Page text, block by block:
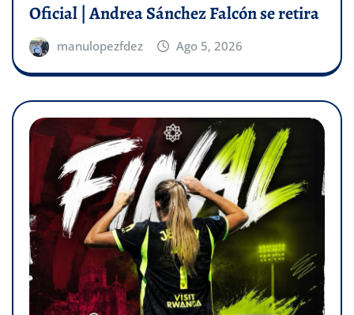
Oficial | Andrea Sánchez Falcón se retira
manulopezfdez Ago 5, 2026